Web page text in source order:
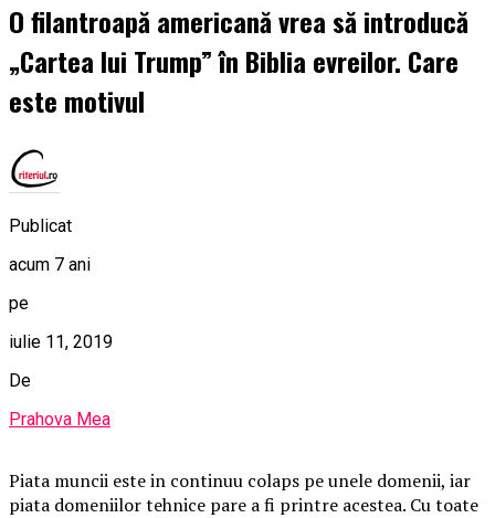
O filantroapă americană vrea să introducă
„Cartea lui Trump” în Biblia evreilor. Care
este motivul
Publicat
acum 7 ani
pe
iulie 11, 2019
De
Prahova Mea
Piata muncii este in continuu colaps pe unele domenii, iar
piata domeniilor tehnice pare a fi printre acestea. Cu toate